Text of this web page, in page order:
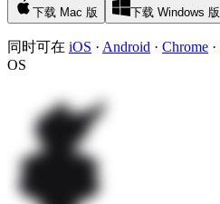
下载 Mac 版 下载 Windows 版
同时可在 iOS · Android · Chrome ·
OS